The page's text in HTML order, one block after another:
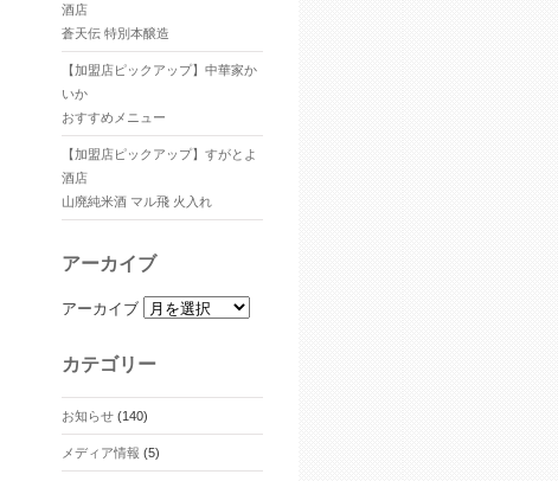
酒店
蒼天伝 特別本醸造
【加盟店ピックアップ】中華家か
いか
おすすめメニュー
【加盟店ピックアップ】すがとよ
酒店
山廃純米酒 マル飛 火入れ
アーカイブ
アーカイブ
カテゴリー
お知らせ(140)
メディア情報 (5)